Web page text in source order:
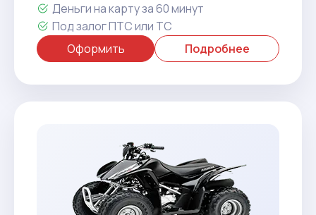
Деньги на карту за 60 минут
Под залог ПТС или ТС
Оформить
Подробнее